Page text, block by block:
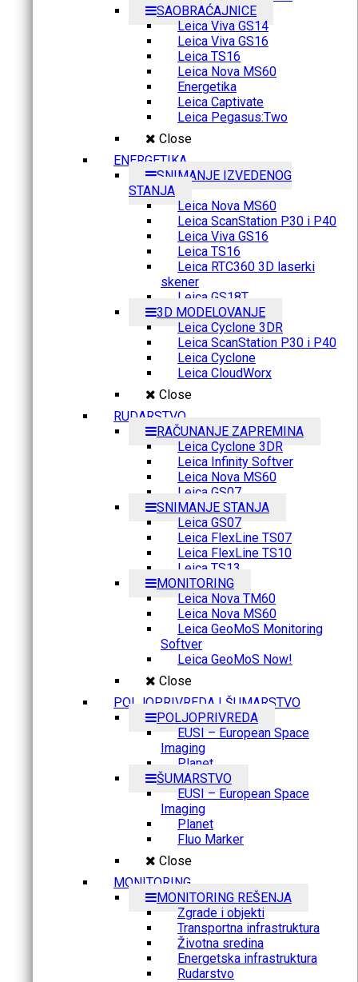
SAOBRAĆAJNICE
Leica Viva GS14
Leica Viva GS16
Leica TS16
Leica Nova MS60
Energetika
Leica Captivate
Leica Pegasus:Two
Close
ENERGETIKA
SNIMANJE IZVEDENOG
STANJA
Leica Nova MS60
Leica ScanStation P30 i P40
Leica Viva GS16
Leica TS16
Leica RTC360 3D laserki
skener
Leica GS18T
3D MODELOVANJE
Leica Cyclone 3DR
Leica ScanStation P30 i P40
Leica Cyclone
Leica CloudWorx
Close
RUDARSTVO
RAČUNANJE ZAPREMINA
Leica Cyclone 3DR
Leica Infinity Softver
Leica Nova MS60
Leica GS07
SNIMANJE STANJA
Leica GS07
Leica FlexLine TS07
Leica FlexLine TS10
Leica TS13
MONITORING
Leica Nova TM60
Leica Nova MS60
Leica GeoMoS Monitoring
Softver
Leica GeoMoS Now!
Close
POLJOPRIVREDA I ŠUMARSTVO
POLJOPRIVREDA
EUSI – European Space
Imaging
Planet
ŠUMARSTVO
EUSI – European Space
Imaging
Planet
Fluo Marker
Close
MONITORING
MONITORING REŠENJA
Zgrade i objekti
Transportna infrastruktura
Životna sredina
Energetska infrastruktura
Rudarstvo